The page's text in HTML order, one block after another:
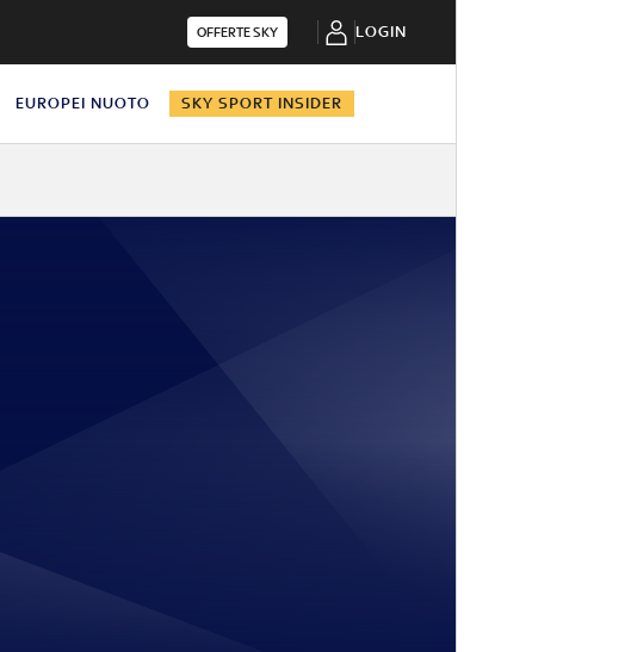
OFFERTE SKY LOGIN
EUROPEI NUOTO SKY SPORT INSIDER